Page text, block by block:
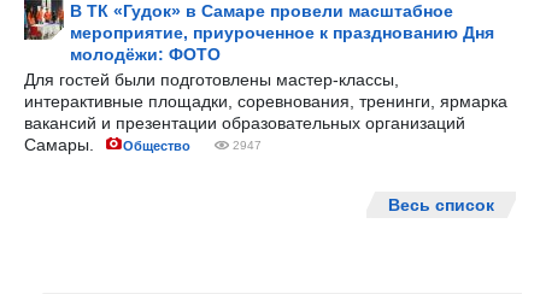
В ТК «Гудок» в Самаре провели масштабное
мероприятие, приуроченное к празднованию Дня
молодёжи: ФОТО
Для гостей были подготовлены мастер-классы,
интерактивные площадки, соревнования, тренинги, ярмарка
вакансий и презентации образовательных организаций
Самары.
Общество 2947
Весь список